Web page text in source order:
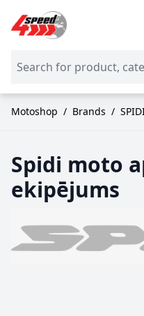
Skip to Content
Motoshop / Brands /
Spidi moto
ekipējums